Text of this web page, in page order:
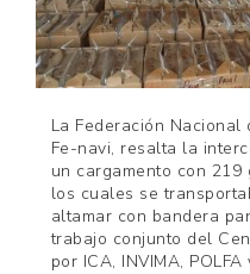
La Federación
Fe-navi, resalta la
un cargamento con
los cuales se
altamar con bandera
trabajo conjunto del
por ICA, INVIMA, POLFA